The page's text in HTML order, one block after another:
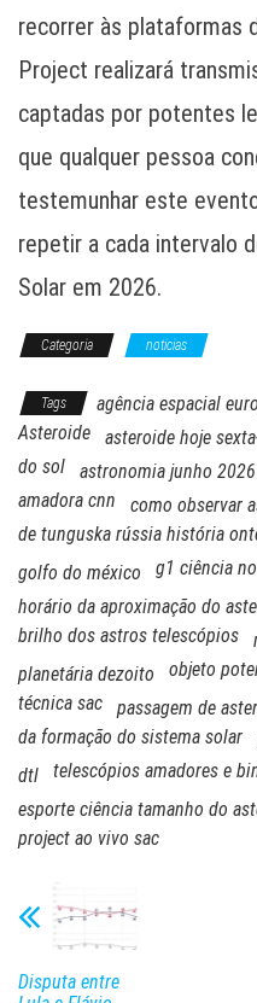
recorrer às plataformas
Project realizará
captadas por potentes
que qualquer pessoa
testemunhar este
repetir a cada intervalo
Solar em 2026.
Categoria noticias
Tags
agência espacial
Asteroide
asteroide hoje
do sol
astronomia junho 2026
amadora cnn
como observar
de tunguska rússia história
golfo do méxico
g1 ciência
horário da aproximação do
brilho dos astros telescópios
planetária dezoito
objeto
técnica sac
passagem de
da formação do sistema solar
dtl
telescópios amadores e
esporte ciência tamanho do
project ao vivo sac
Disputa entre